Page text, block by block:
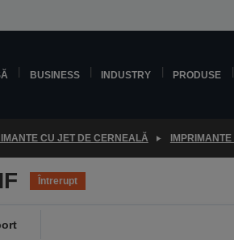
BUSINESS INDUSTRY PRODUSE
CU JET DE CERNEALĂ
Întrerupt